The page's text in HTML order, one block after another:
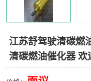
江苏舒驾驶清碳燃
清碳燃油催化器 欢